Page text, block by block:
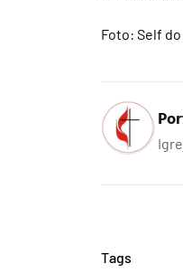
Foto: Self
Tags